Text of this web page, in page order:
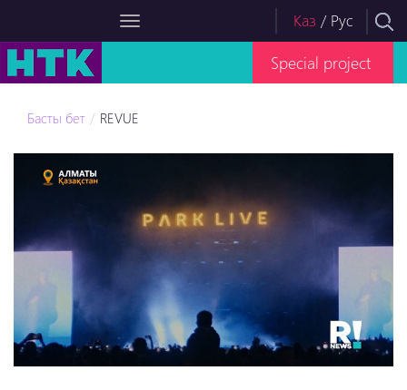
Каз / Рус
Special project
Басты бет REVUE